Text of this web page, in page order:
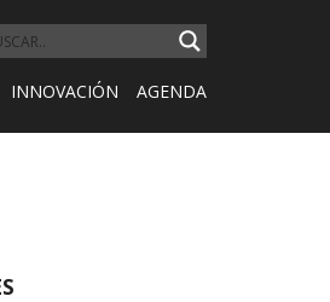
INNOVACIÓN AGENDA